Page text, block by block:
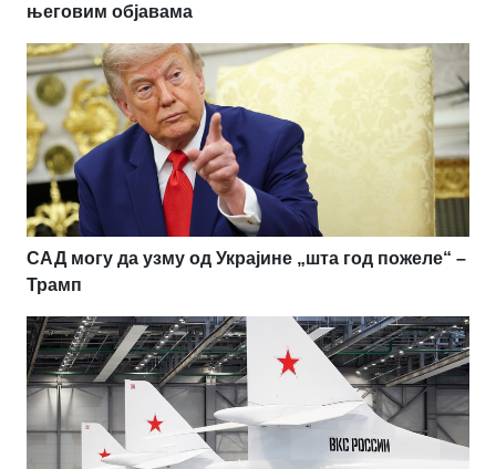
његовим објавама
САД могу да узму од Украјине „шта год пожеле“ –
Трамп